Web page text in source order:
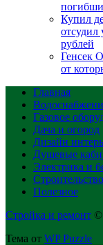
Купил
рублей
Генсек
от
Главная
Газовое
Дача и огород
Дизайн
Душевые
Электрика и
Полезное
Стройка и ремонт ©
Тема от WP Puzzle